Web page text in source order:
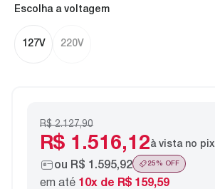
voltagem
127V 220V
R$ 2.127,90
R$ 1.516,12à vista no pix
ou R$ 1.595,92 25 % OFF
em até 10x de R$ 159,59